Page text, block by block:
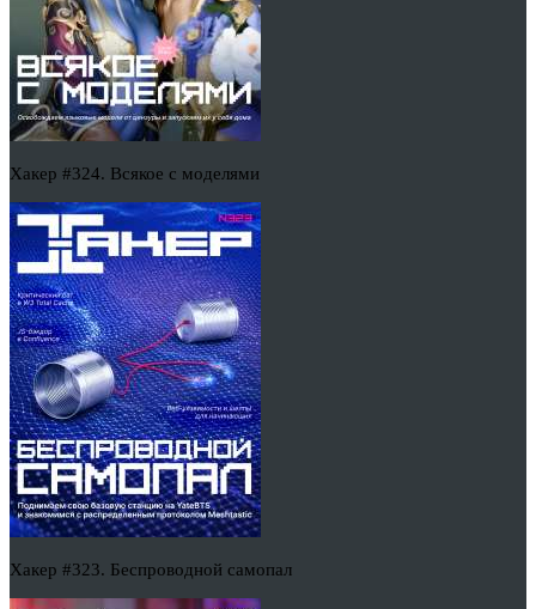
Хакер #324. Всякое с моделями
Хакер #323. Беспроводной самопал